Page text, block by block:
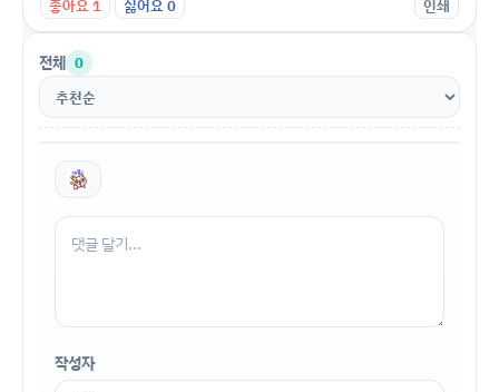
좋아요1 싫어요0 인쇄
전체 0
작성자